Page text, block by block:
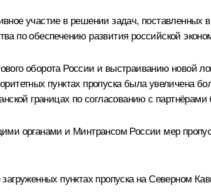
участие в решении задач,
по обеспечению развития российской
оборота России и выстраиванию новой
пунктах пропуска была увеличена
границах по согласованию с
органами и Минтрансом России мер
пунктах пропуска на Северном